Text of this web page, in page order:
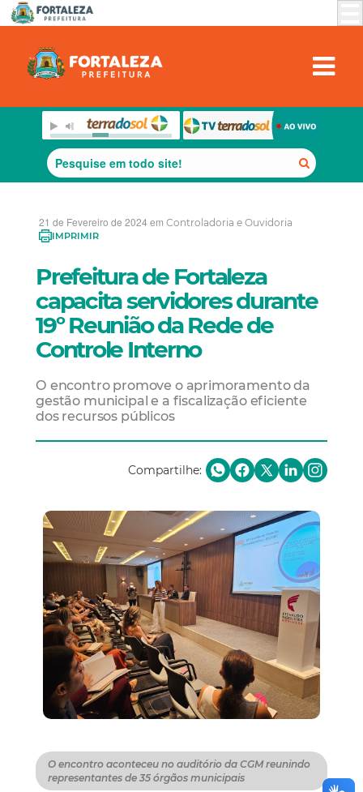
21 de Fevereiro de 2024 em Controladoria e Ouvidoria
IMPRIMIR
Prefeitura de Fortaleza
capacita servidores durante
19º Reunião da Rede de
Controle Interno
O encontro promove o aprimoramento da
gestão municipal e a fiscalização eficiente
dos recursos públicos
Compartilhe:
O encontro aconteceu no auditório da CGM reunindo
representantes de 35 órgãos municipais